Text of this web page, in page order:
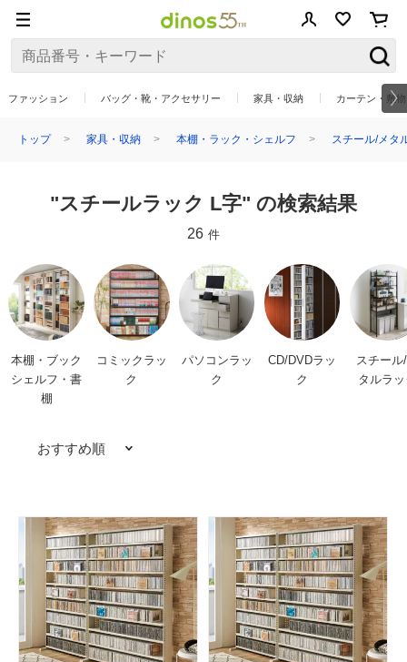
ファッション バッグ・靴・アクセサリー 家具・収納 カーテン・敷
トップ 家具・収納 本棚・ラック・シェルフ スチール/メタ
"スチールラック L字" の検索結果
26 件
本棚・ブック
シェルフ・書
棚
コミックラッ
ク
パソコンラッ
ク
CD/DVDラッ
ク
スチール
タルラ
おすすめ順